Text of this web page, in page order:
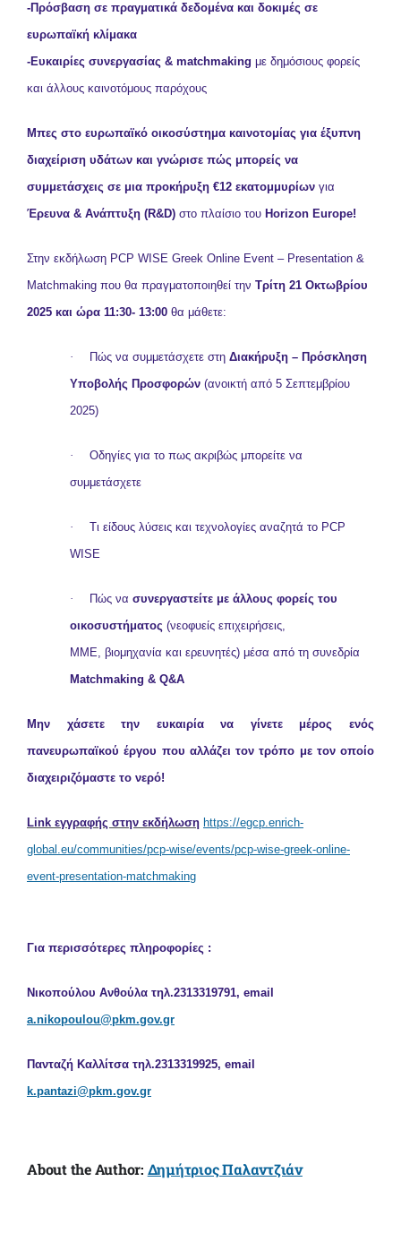
-Πρόσβαση σε πραγματικά δεδομένα και δοκιμές σε
ευρωπαϊκή κλίμακα
-Ευκαιρίες συνεργασίας & matchmaking με δημόσιους φορείς
και άλλους καινοτόμους παρόχους
Μπες στο ευρωπαϊκό οικοσύστημα καινοτομίας για έξυπνη
διαχείριση υδάτων και γνώρισε πώς μπορείς να
συμμετάσχεις σε μια προκήρυξη €12 εκατομμυρίων για
Έρευνα & Ανάπτυξη (R&D) στο πλαίσιο του Horizon Europe!
Στην εκδήλωση PCP WISE Greek Online Event – Presentation &
Matchmaking που θα πραγματοποιηθεί την Τρίτη 21 Οκτωβρίου
2025 και ώρα 11:30- 13:00 θα μάθετε:
· Πώς να συμμετάσχετε στη Διακήρυξη – Πρόσκληση
Υποβολής Προσφορών (ανοικτή από 5 Σεπτεμβρίου
2025)
·
Οδηγίες για το πως ακριβώς μπορείτε να
συμμετάσχετε
·
Τι είδους λύσεις και τεχνολογίες αναζητά το PCP
WISE
· Πώς να συνεργαστείτε με άλλους φορείς του
οικοσυστήματος (νεοφυείς επιχειρήσεις,
ΜΜΕ, βιομηχανία και ερευνητές) μέσα από τη συνεδρία
Matchmaking & Q&A
Μην χάσετε την ευκαιρία να γίνετε μέρος ενός
πανευρωπαϊκού έργου που αλλάζει τον τρόπο με τον οποίο
διαχειριζόμαστε το νερό!
Link εγγραφής στην εκδήλωση https://egcp.enrich-
global.eu/communities/pcp-wise/events/pcp-wise-greek-online-
event-presentation-matchmaking
Για περισσότερες πληροφορίες :
Νικοπούλου Ανθούλα τηλ.2313319791, email
a.nikopoulou@pkm.gov.gr
Πανταζή Καλλίτσα τηλ.2313319925, email
k.pantazi@pkm.gov.gr
About the Author: Δημήτριος Παλαντζιάν